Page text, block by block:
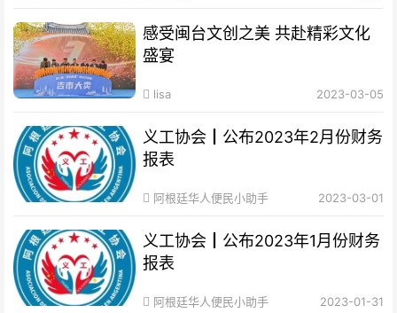
感受闽台文创之美 共赴精彩文化
盛宴
lisa 2023-03-05
义工协会┃公布2023年2月份财务
报表
阿根廷华人便民小助手 2023-03-01
义工协会┃公布2023年1月份财务
报表
阿根廷华人便民小助手 2023-01-31